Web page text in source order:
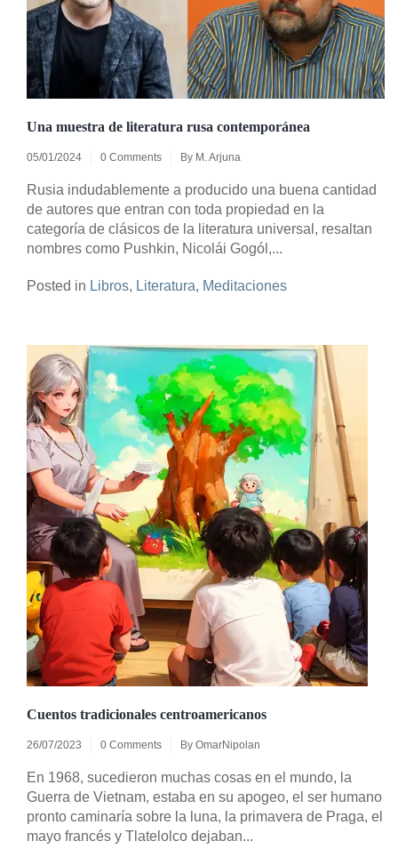
Una muestra de literatura rusa contemporánea
05/01/2024 0 Comments By M. Arjuna
Rusia indudablemente a producido una buena cantidad
de autores que entran con toda propiedad en la
categoría de clásicos de la literatura universal, resaltan
nombres como Pushkin, Nicolái Gogól,...
Posted in Libros, Literatura, Meditaciones
Cuentos tradicionales centroamericanos
26/07/2023 0 Comments By OmarNipolan
En 1968, sucedieron muchas cosas en el mundo, la
Guerra de Vietnam, estaba en su apogeo, el ser humano
pronto caminaría sobre la luna, la primavera de Praga, el
mayo francés y Tlatelolco dejaban...